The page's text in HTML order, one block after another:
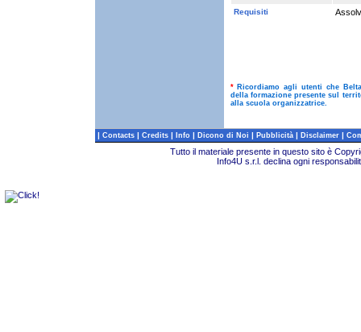
Requisiti
* Ricordiamo agli utenti che
della formazione presente sul
alla scuola organizzatrice.
| Contacts | Credits | Info | Dicono di Noi | Pubblicità | Disclaimer |
Tutto il materiale presente in questo sito è
Info4U s.r.l. declina ogni